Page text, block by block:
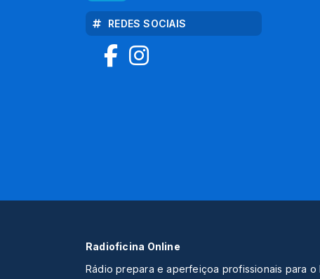
REDES SOCIAIS
Radioficina Online
Rádio prepara e aperfeiçoa profissionais para o